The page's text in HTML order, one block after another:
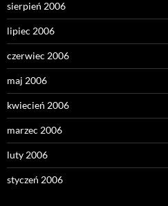
sierpień 2006
lipiec 2006
czerwiec 2006
maj 2006
kwiecień 2006
marzec 2006
luty 2006
styczeń 2006